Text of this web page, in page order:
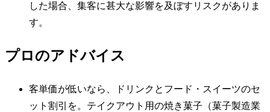
した場合、集客に甚大な影響を及ぼすリスクがありま
す。
プロのアドバイス
客単価が低いなら、ドリンクとフード・スイーツのセ
ット割引を。テイクアウト用の焼き菓子（菓子製造業